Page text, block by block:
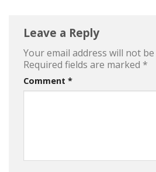
Leave a Reply
Your email address will not
Required fields are marked *
Comment *